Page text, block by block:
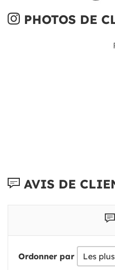
PHOTOS DE
AVIS DE
Ordonner par